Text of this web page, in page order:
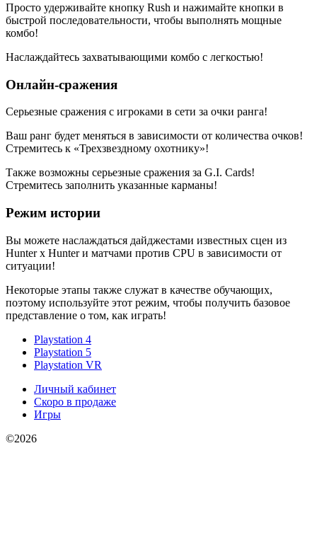
Просто удерживайте кнопку Rush и нажимайте кнопки в
быстрой последовательности, чтобы выполнять мощные
комбо!
Наслаждайтесь захватывающими комбо с легкостью!
Онлайн-сражения
Серьезные сражения с игроками в сети за очки ранга!
Ваш ранг будет меняться в зависимости от количества очков!
Стремитесь к «Трехзвездному охотнику»!
Также возможны серьезные сражения за G.I. Cards!
Стремитесь заполнить указанные карманы!
Режим истории
Вы можете наслаждаться дайджестами известных сцен из
Hunter x Hunter и матчами против CPU в зависимости от
ситуации!
Некоторые этапы также служат в качестве обучающих,
поэтому используйте этот режим, чтобы получить базовое
представление о том, как играть!
Playstation 4
Playstation 5
Playstation VR
Личный кабинет
Скоро в продаже
Игры
©2026